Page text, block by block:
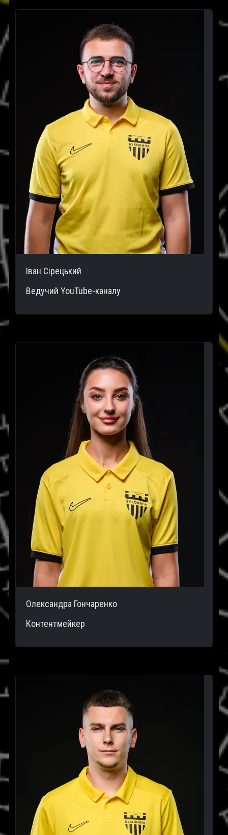
Іван Сірецький
Ведучий YouTube-каналу
Олександра Гончаренко
Контентмейкер